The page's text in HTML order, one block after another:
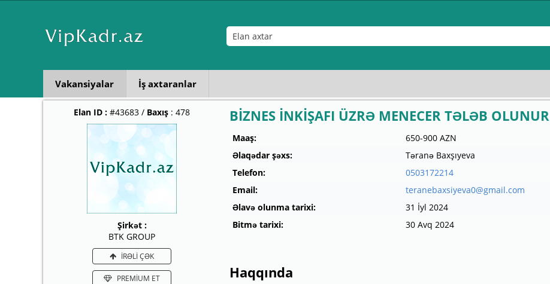
Vakansiyalar İş axtaranlar
Elan ID : #43683 / Baxış : 478
Şirkət :
BTK GROUP
İRƏLİ ÇƏK
PREMİUM ET
BİZNES İNKİŞAFI ÜZRƏ MENECER TƏLƏB OLUNUR
Maaş:
650-900 AZN
Əlaqədar şəxs:
Təranə Baxşıyeva
Telefon:
0503172214
Email:
teranebaxsiyeva0@gmail.com
Əlavə olunma tarixi:
31 İyl 2024
Bitmə tarixi:
30 Avq 2024
Haqqında